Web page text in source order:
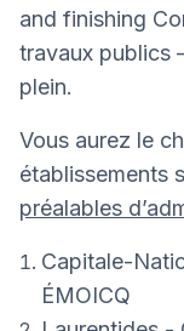
and finishing
travaux publics
plein.
Vous aurez le
établissements
préalables
Capitale-
ÉMOICQ